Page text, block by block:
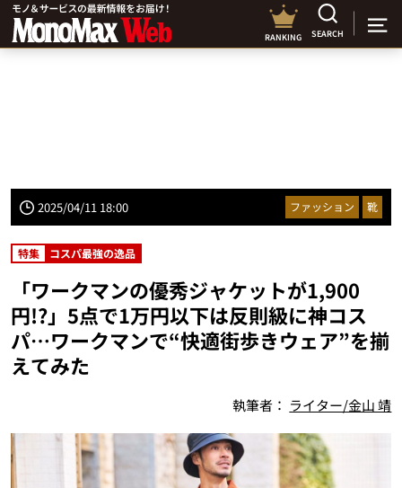
RANKING SEARCH
2025/04/11 18:00 ファッション 靴
特集 コスパ最強の逸品
「ワークマンの優秀ジャケットが1,900
円!?」5点で1万円以下は反則級に神コス
パ…ワークマンで“快適街歩きウェア”を揃
えてみた
執筆者： ライター/金山 靖